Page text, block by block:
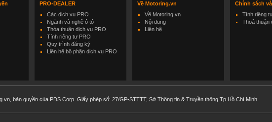
PRO-DEALER
Các dịch vụ PRO
Ngành và nghề ô tô
Thỏa thuận dịch vụ PRO
Tính riêng tư PRO
Quy trình đăng ký
Liên hệ bộ phận dịch vụ PRO
Về Motoring.vn
Về Motoring.vn
Nội dung
Liên hệ
Chính sách
Tính riêng
Thoả thuận
bản quyền của PDS Corp. Giấy phép số: 27/GP-STTTT, Sở Thông tin & Truyền thông Tp.Hồ Chí Minh